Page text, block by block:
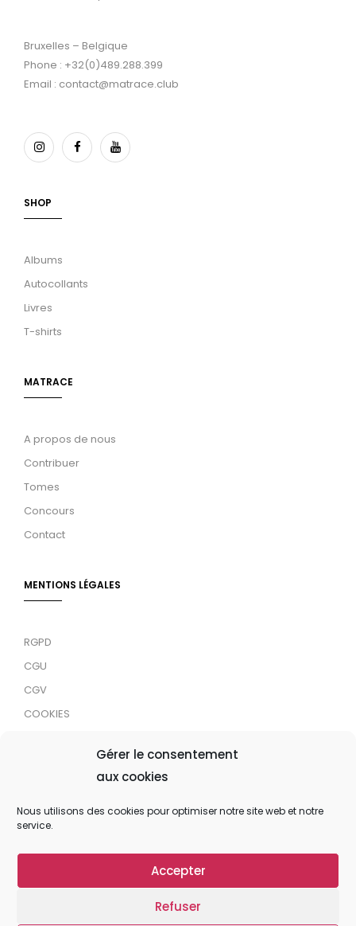
Gérer le consentement
aux cookies
Nous utilisons des cookies pour optimiser notre site web et notre
service.
Accepter
Refuser
Bruxelles – Belgique
Phone : +32(0)489.288.399
Email : contact@matrace.club
SHOP
Albums
Autocollants
Livres
T-shirts
MATRACE
A propos de nous
Contribuer
Tomes
Concours
Contact
MENTIONS LÉGALES
RGPD
CGU
CGV
COOKIES